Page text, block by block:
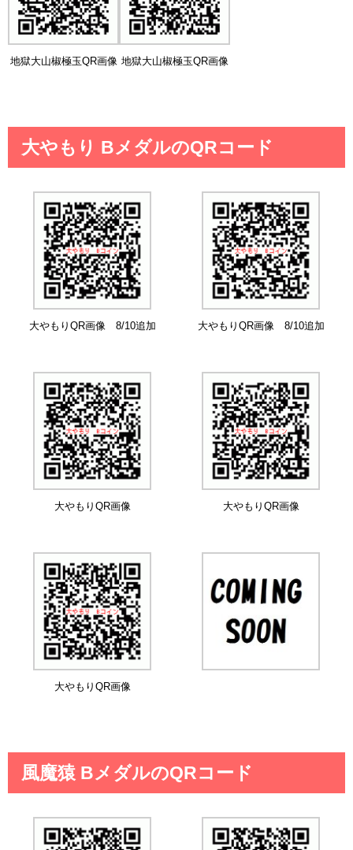
地獄大山椒極玉QR画像 地獄大山椒極玉QR画像
大やもり BメダルのQRコード
大やもりQR画像 8/10追加 大やもりQR画像 8/10追加
大やもりQR画像 大やもりQR画像
大やもりQR画像
風魔猿 BメダルのQRコード